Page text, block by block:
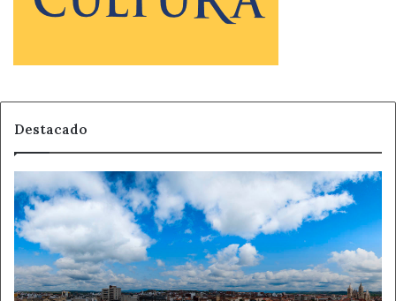
Destacado
Diego
Arjona
lleva
este
viernes
su
humor